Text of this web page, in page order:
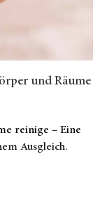
und Räume
reinige – Eine
Ausgleich.